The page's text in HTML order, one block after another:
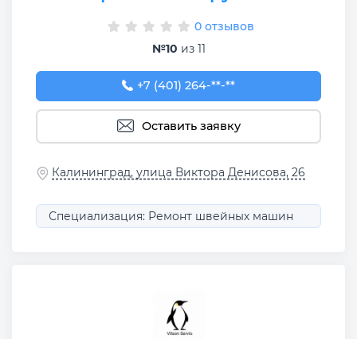
0 отзывов
№10 из 11
+7 (401) 264-02-60
+7 (401) 264-**-**
Оставить заявку
Калининград, улица Виктора Денисова, 26
Специализация: Ремонт швейных машин